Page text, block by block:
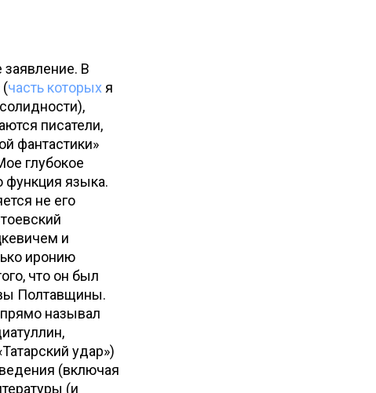
В
(часть которых я
писатели,
фантастики»
глубокое
функция языка.
не его
и
иронию
что он был
Полтавщины.
называл
удар»)
(включая
(и